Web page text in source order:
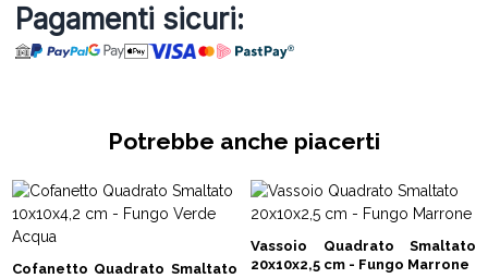
Pagamenti sicuri:
Potrebbe anche piacerti
Cofanetto Quadrato Smaltato
Vassoio Quadrato Smaltato
20x10x2,5 cm - Fungo Marrone